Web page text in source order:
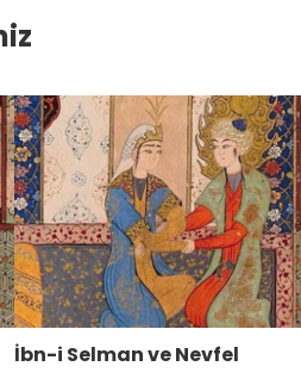
İbn-i Selman ve Nevfel